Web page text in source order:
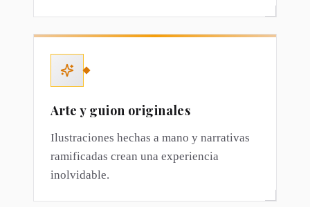
Arte y guion originales
Ilustraciones hechas a mano y narrativas
ramificadas crean una experiencia
inolvidable.